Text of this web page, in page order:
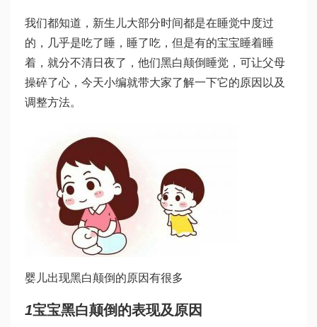
我们都知道，新生儿大部分时间都是在睡觉中度过
的，几乎是吃了睡，睡了吃，但是有的宝宝睡着睡
着，就分不清日夜了，他们黑白颠倒睡觉，可让父母
操碎了心，今天小编就带大家了解一下它的原因以及
调整方法。
婴儿出现黑白颠倒的原因有很多
1宝宝黑白颠倒的表现及原因